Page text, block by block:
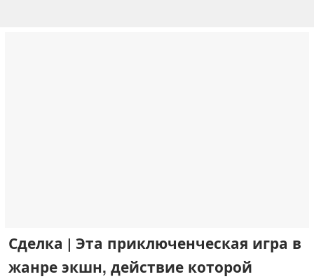
Сделка | Эта приключенческая игра в
жанре экшн, действие которой